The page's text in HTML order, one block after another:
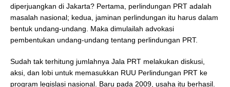
diperjuangkan di Jakarta? Pertama, perlindungan PRT adalah
masalah nasional; kedua, jaminan perlindungan itu harus dalam
bentuk undang-undang. Maka dimulailah advokasi
pembentukan undang-undang tentang perlindungan PRT.
Sudah tak terhitung jumlahnya Jala PRT melakukan diskusi,
aksi, dan lobi untuk memasukkan RUU Perlindungan PRT ke
program legislasi nasional. Baru pada 2009, usaha itu berhasil.